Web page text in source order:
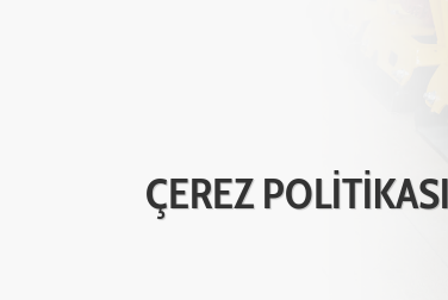
ÇEREZ POLİTİKASI